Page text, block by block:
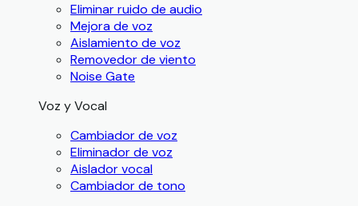
Eliminar ruido de audio
Mejora de voz
Aislamiento de voz
Removedor de viento
Noise Gate
Voz y Vocal
Cambiador de voz
Eliminador de voz
Aislador vocal
Cambiador de tono